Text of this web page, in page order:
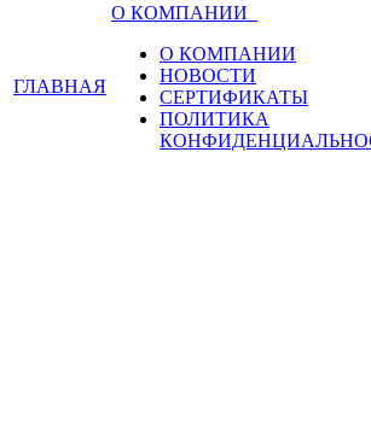
ГЛАВНАЯ
О КОМПАНИИ
О КОМПАНИИ
НОВОСТИ
СЕРТИФИКАТЫ
ПОЛИТИКА